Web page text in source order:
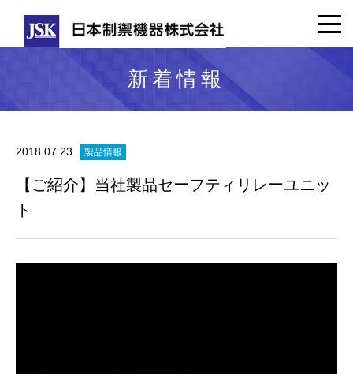
新着情報
2018.07.23 製品情報
【ご紹介】当社製品セーフティリレーユニッ
ト